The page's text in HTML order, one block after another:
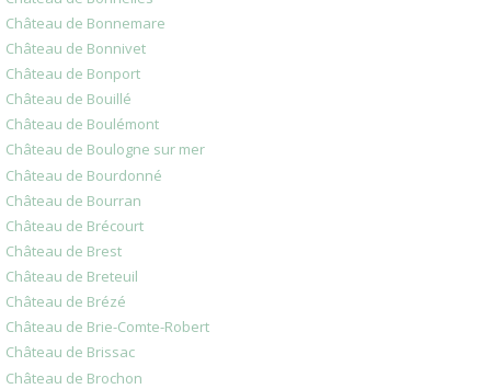
Château de Bonnemare
Château de Bonnivet
Château de Bonport
Château de Bouillé
Château de Boulémont
Château de Boulogne sur mer
Château de Bourdonné
Château de Bourran
Château de Brécourt
Château de Brest
Château de Breteuil
Château de Brézé
Château de Brie-Comte-Robert
Château de Brissac
Château de Brochon